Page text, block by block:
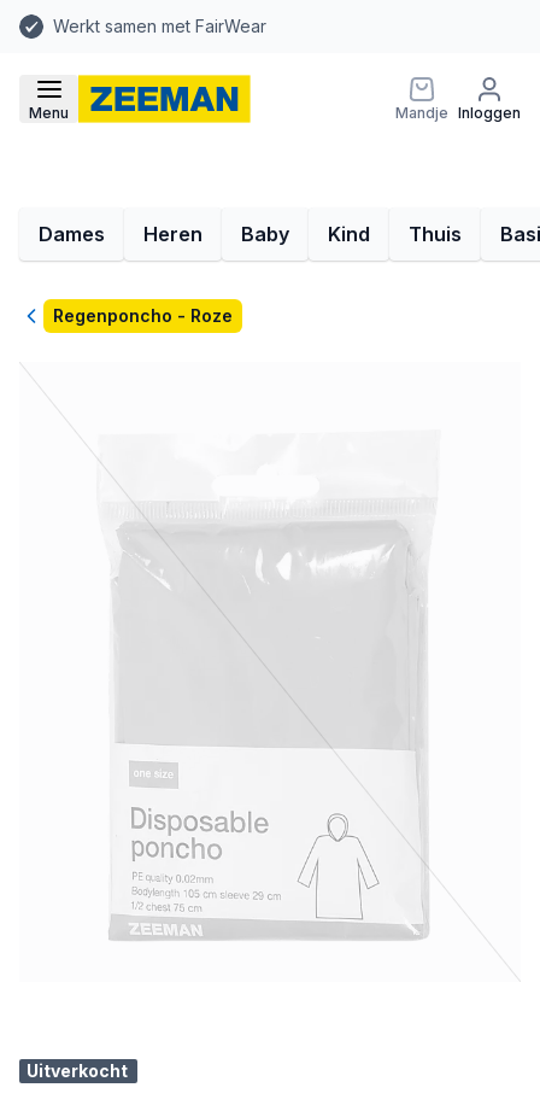
Werkt samen met FairWear
Menu Mandje Inloggen
Dames Heren Baby Kind Thuis
TerugRegenponcho - Roze
Uitverkocht